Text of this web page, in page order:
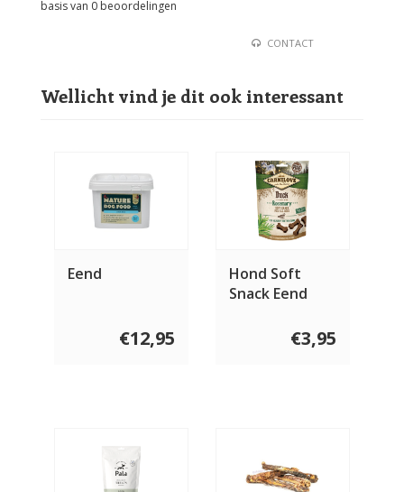
basis van 0 beoordelingen
CONTACT
Wellicht vind je dit ook interessant
Eend
€12,95
Hond Soft
Snack Eend
Rozemarijn 200
€3,95